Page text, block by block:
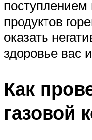
продуктов
оказать
здоровье вас
Как
газовой